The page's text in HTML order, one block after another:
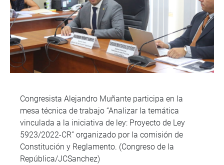
Congresista Alejandro Muñante participa en la
mesa técnica de trabajo “Analizar la temática
vinculada a la iniciativa de ley: Proyecto de Ley
5923/2022-CR” organizado por la comisión de
Constitución y Reglamento. (Congreso de la
República/JCSanchez)